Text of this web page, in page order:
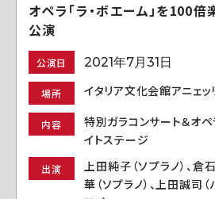
オペラ「ラ・ボエーム」を100
公演
公演日 2021年7月31日
場所 イタリア文化会館アニェッ
内容
特別ガラコンサート＆オペ
イトステージ
出演
上田純子（ソプラノ）、倉
華（ソプラノ）、上田誠司